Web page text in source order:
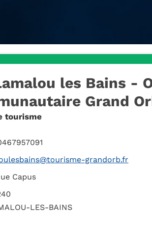
les Bains -
Grand
tourisme
grandorb.fr
Capus
LES-BAINS